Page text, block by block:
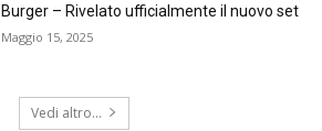
Burger – Rivelato ufficialmente il nuovo set
Maggio 15, 2025
Vedi altro...